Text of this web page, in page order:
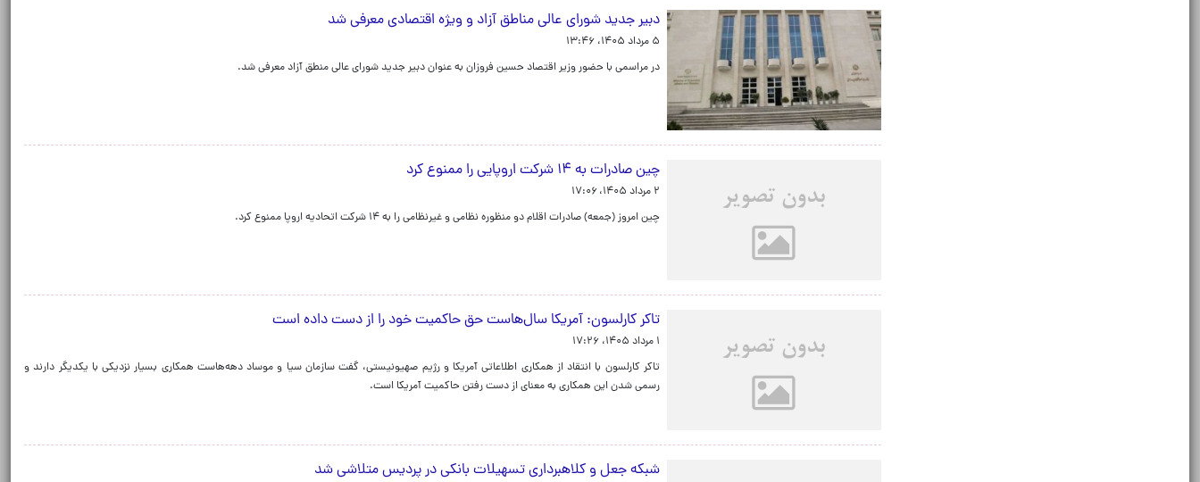
دبیر جدید شورای عالی مناطق آزاد و ویژه اقتصادی معرفی شد
۵ مرداد ۱۴۰۵، ۱۳:۴۶
در مراسمی با حضور وزیر اقتصاد حسین فروزان به عنوان دبیر جدید شورای عالی منطق آزاد معرفی شد.
چین صادرات به ۱۴ شرکت اروپایی را ممنوع کرد
۲ مرداد ۱۴۰۵، ۱۷:۰۶
چین امروز (جمعه) صادرات اقلام دو منظوره نظامی و غیرنظامی را به ۱۴ شرکت اتحادیه اروپا ممنوع کرد.
تاکر کارلسون: آمریکا سال‌هاست حق حاکمیت خود را از دست داده است
۱ مرداد ۱۴۰۵، ۱۷:۲۶
تاکر کارلسون با انتقاد از همکاری اطلاعاتی آمریکا و رژیم صهیونیستی، گفت سازمان سیا و موساد دهه‌هاست همکاری بسیار نزدیکی با یکدیگر دارند و
رسمی شدن این همکاری به معنای از دست رفتن حاکمیت آمریکا است.
شبکه جعل و کلاهبرداری تسهیلات بانکی در پردیس متلاشی شد